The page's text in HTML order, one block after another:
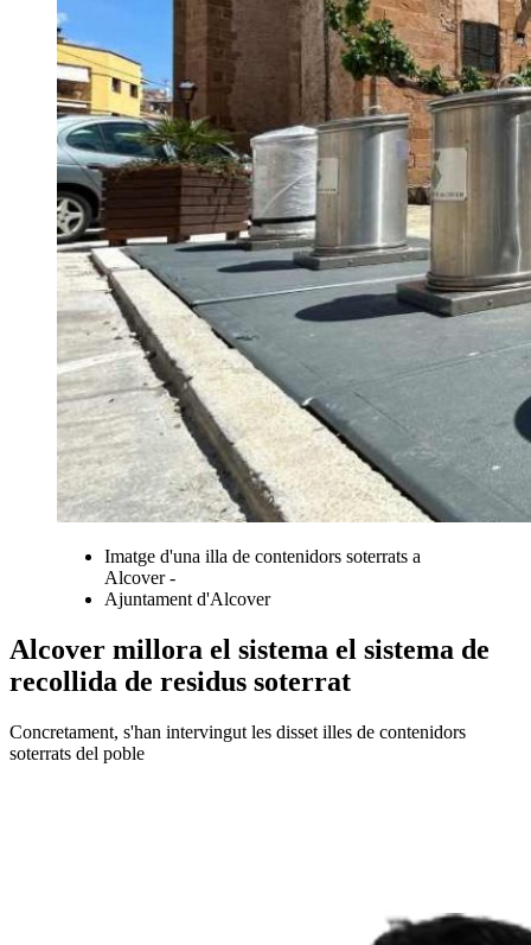
Imatge d'una illa de contenidors soterrats a
Alcover -
Ajuntament d'Alcover
Alcover millora el sistema el sistema de
recollida de residus soterrat
Concretament, s'han intervingut les disset illes de contenidors
soterrats del poble